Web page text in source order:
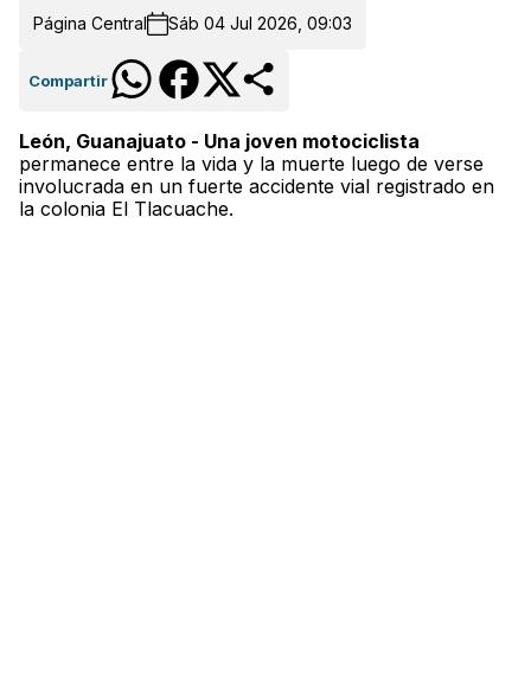
Página Central Sáb 04 Jul 2026, 09:03
Compartir
León, Guanajuato - Una joven motociclista
permanece entre la vida y la muerte luego de verse
involucrada en un fuerte accidente vial registrado en
la colonia El Tlacuache.